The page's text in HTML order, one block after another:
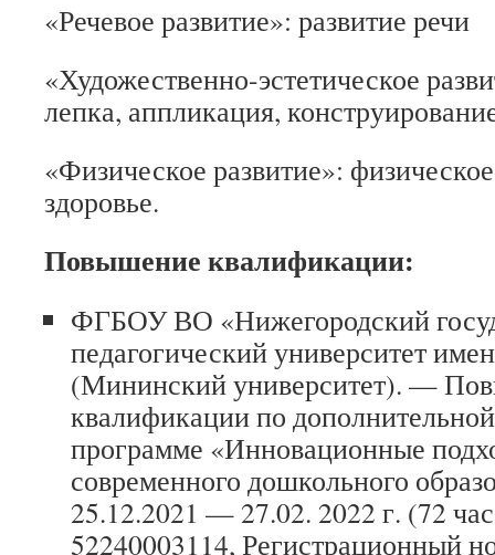
«Речевое развитие»: развитие речи
«Художественно-эстетическое
лепка, аппликация,
«Физическое развитие»:
здоровье.
Повышение квалификации:
ФГБОУ ВО «Нижегородский
педагогический университет
(Мининский университет). —
квалификации по
программе «Инновационные
современного дошкольного
25.12.2021 — 27.02. 2022 г. (72
52240003114, Регистрационный